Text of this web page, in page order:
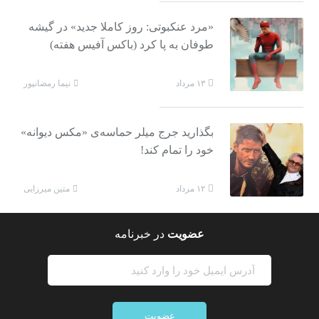
«مرد عنکبوتی: روز کاملا جدید» در گیشه
طوفان به پا کرد (باکس آفیس هفته)
۱۳ مرداد نیما رمضانپور
بگذارید جرج میلر حماسه‌ی «مکس دیوانه»
خود را تمام کند!
۱۲ مرداد متین میرزایی
عضویت در خبرنامه
عضویت